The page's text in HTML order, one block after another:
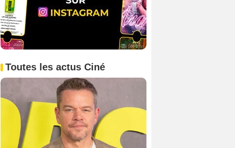
Toutes les actus Ciné